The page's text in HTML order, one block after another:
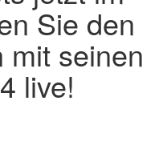
Sie den
mit seinen
live!